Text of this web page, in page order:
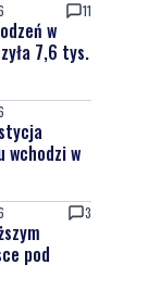
11
w
7,6 tys.
wchodzi w
3
pod